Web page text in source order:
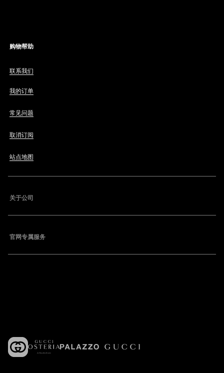
购物帮助
联系我们
我的订单
常见问题
取消订阅
站点地图
关于公司
官网专属服务